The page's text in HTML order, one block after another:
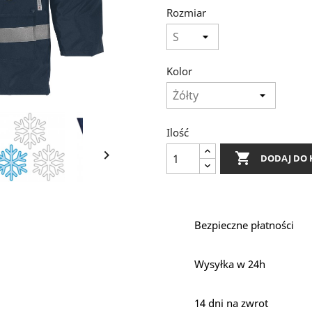

Rozmiar
Kolor
Ilość
 DODAJ DO
Bezpieczne płatności
Wysyłka w 24h
14 dni na zwrot